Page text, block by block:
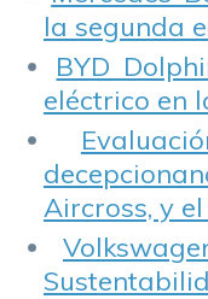
la segunda
BYD
eléctrico en
Aircross, y